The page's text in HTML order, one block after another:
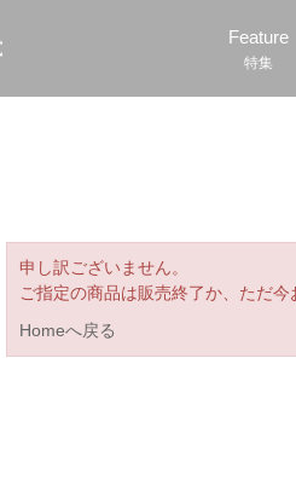
Feature
特集
申し訳ございません。
ご指定の商品は販売終了か、ただ今
Homeへ戻る